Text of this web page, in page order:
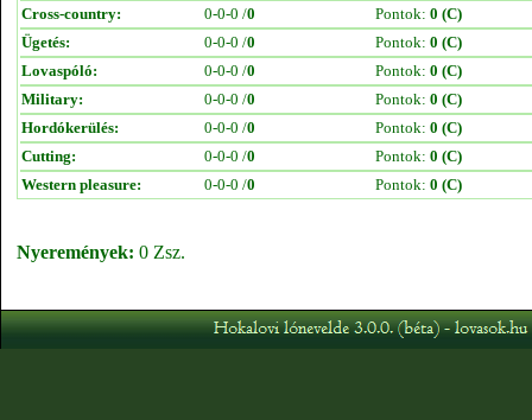
Cross-country:
0-0-0 /0 Pontok: 0 (C)
Ügetés:
0-0-0 /0 Pontok: 0 (C)
Lovaspóló:
0-0-0 /0 Pontok: 0 (C)
Military:
0-0-0 /0 Pontok: 0 (C)
Hordókerülés:
0-0-0 /0 Pontok: 0 (C)
Cutting:
0-0-0 /0 Pontok: 0 (C)
Western pleasure:
0-0-0 /0 Pontok: 0 (C)
Nyeremények: 0 Zsz.